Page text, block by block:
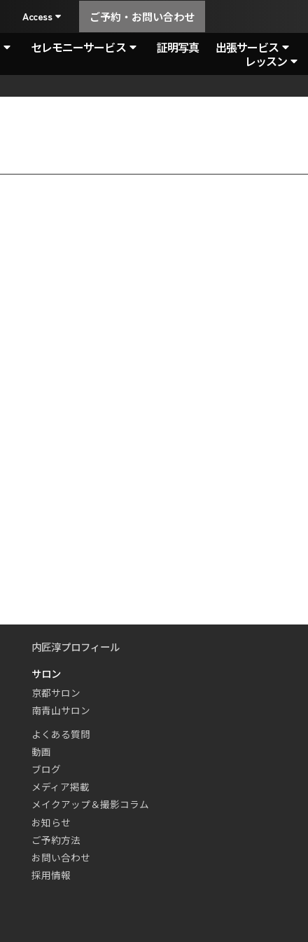
Access ご予約・お問い合わせ
セレモニーサービス 証明写真
出張サービス
レッスン
内匠淳プロフィール
サロン
京都サロン
南青山サロン
よくある質問
動画
ブログ
メディア掲載
メイクアップ＆撮影コラム
お知らせ
ご予約方法
お問い合わせ
採用情報